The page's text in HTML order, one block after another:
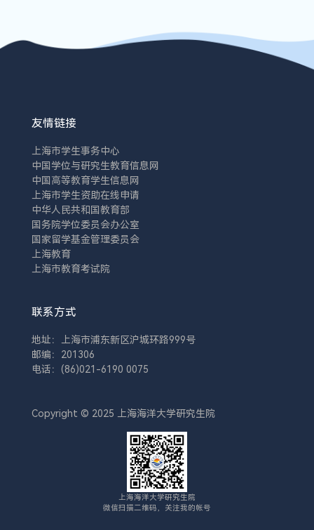
友情链接
上海市学生事务中心
中国学位与研究生教育信息网
中国高等教育学生信息网
上海市学生资助在线申请
中华人民共和国教育部
国务院学位委员会办公室
国家留学基金管理委员会
上海教育
上海市教育考试院
联系方式
地址：上海市浦东新区沪城环路999号
邮编：201306
电话：(86)021-6190 0075
Copyright © 2025 上海海洋大学研究生院
上海海洋大学研究生院
微信扫描二维码，关注我的帐号